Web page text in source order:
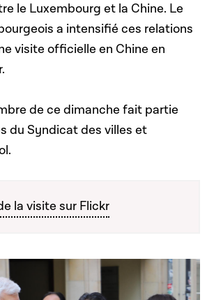
le Luxembourg et la Chine. Le
a intensifié ces relations
visite officielle en Chine en
de ce dimanche fait partie
du Syndicat des villes et
la visite sur Flickr